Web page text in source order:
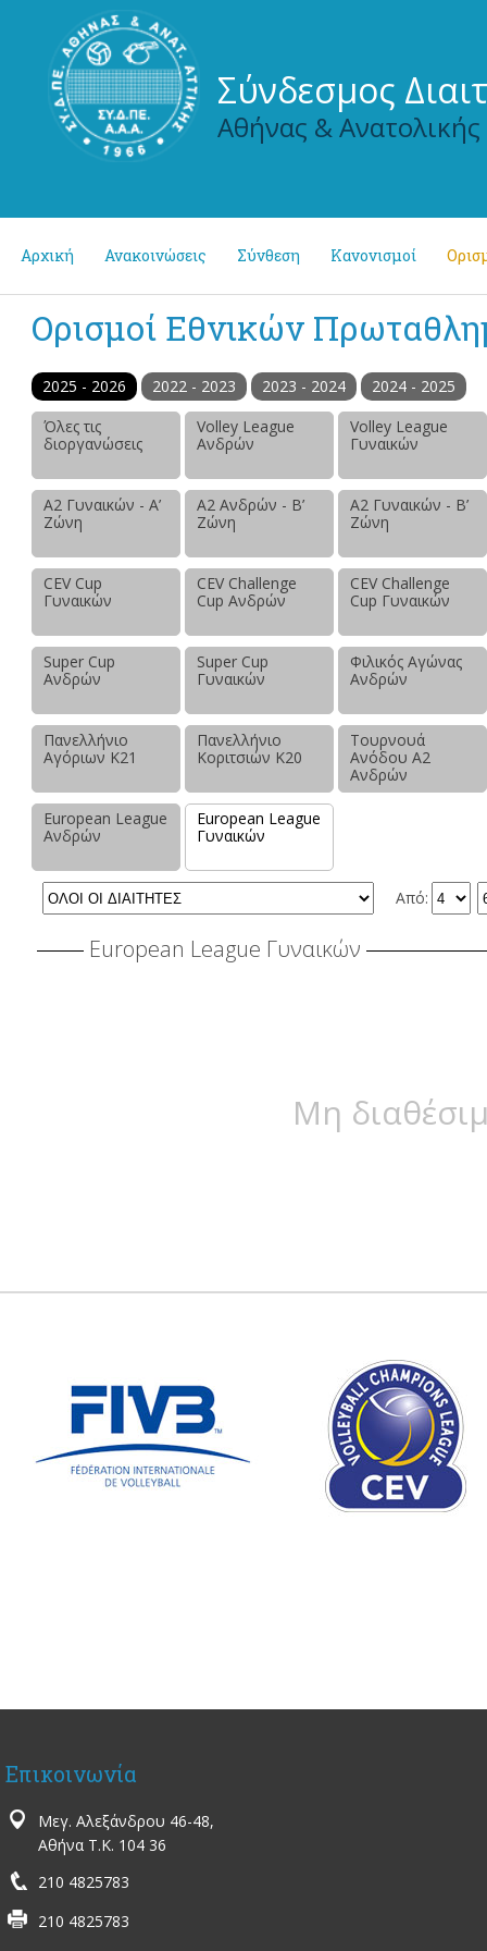
Σύνδεσμος
Αθήνας & Ανατολικής
Αρχική Ανακοινώσεις Σύνθεση Κανονισμοί
Ορισμοί Εθνικών
2025 - 2026 2022 - 2023 2023 - 2024
2024 - 2025
Όλες τις
διοργανώσεις
Volley League
Ανδρών
Volley League
Γυναικών
Α2 Γυναικών - Α’
Ζώνη
Α2 Ανδρών - Β’
Ζώνη
Α2 Γυναικών - Β’
Ζώνη
CEV Cup
Γυναικών
CEV Challenge
Cup Ανδρών
CEV Challenge
Cup Γυναικών
Super Cup
Ανδρών
Super Cup
Γυναικών
Φιλικός Αγώνας
Ανδρών
Πανελλήνιο
Αγόριων Κ21
Πανελλήνιο
Κοριτσιών Κ20
Τουρνουά
Ανόδου Α2
Ανδρών
European League
Ανδρών
European League
Γυναικών
Από:
European League Γυναικών
Μη
Επικοινωνία
Μεγ. Αλεξάνδρου 46-48,
Αθήνα Τ.Κ. 104 36
210 4825783
210 4825783